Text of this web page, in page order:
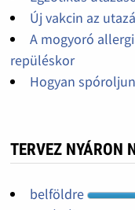
Új vakcin az
A mogyoró
repüléskor
Hogyan
TERVEZ NYÁRON
belföldre